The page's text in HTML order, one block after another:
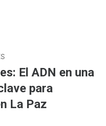
El ADN en una
para
La Paz